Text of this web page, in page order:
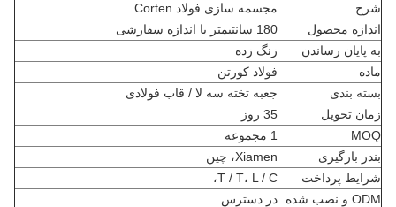
شرح
مجسمه سازی فولاد Corten
اندازه محصول
180 سانتیمتر یا اندازه سفارشی
به پایان رساندن
زنگ زده
ماده
فولاد کورتن
بسته بندی
جعبه تخته سه لا / قاب فولادی
زمان تحویل
35 روز
MOQ
بندر بارگیری
Xiamen، چین
شرایط پرداخت
T / T، L / C،
ODM و نصب شده
در دسترس